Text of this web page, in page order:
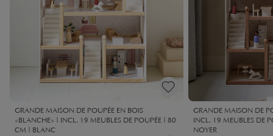
GRANDE MAISON DE POUPÉE EN BOIS
«BLANCHE» | INCL. 19 MEUBLES DE POUPÉE | 80
CM | BLANC
GRANDE MAISON DE
INCL. 19 MEUBLES DE
NOYER